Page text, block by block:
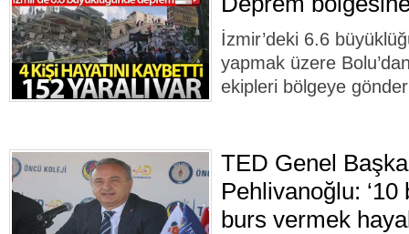
İzmir’deki 6.6
yapmak üzere
ekipleri bölgeye
TED Genel
Pehlivanoğlu:
burs vermek